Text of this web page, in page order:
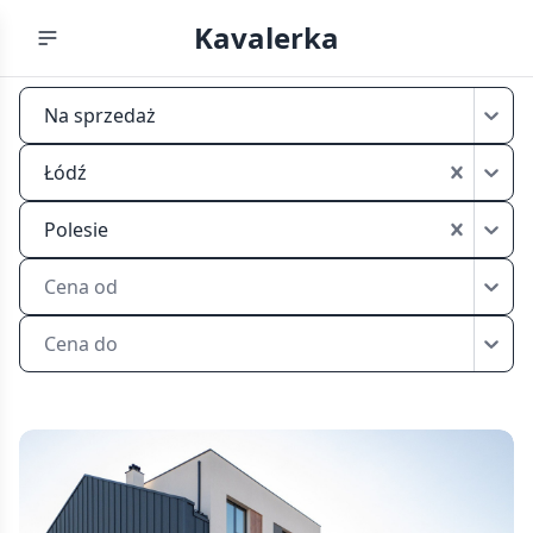
Kavalerka
Tanie
na
Łódź
Na sprzedaż
Łódź
Polesie
Cena od
Cena do
Tanie
kawalerki